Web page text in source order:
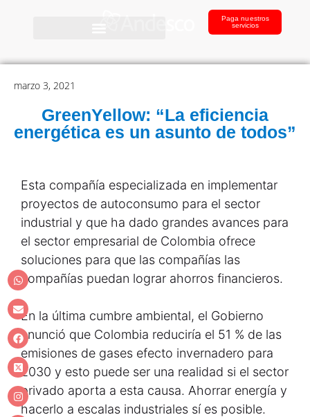
Paga nuestros
servicios
marzo 3, 2021
GreenYellow: “La eficiencia
energética es un asunto de todos”
Esta compañía especializada en implementar
proyectos de autoconsumo para el sector
industrial y que ha dado grandes avances para
el sector empresarial de Colombia ofrece
soluciones para que las compañías las
compañías puedan lograr ahorros financieros.
En la última cumbre ambiental, el Gobierno
anunció que Colombia reduciría el 51 % de las
emisiones de gases efecto invernadero para
2030 y esto puede ser una realidad si el sector
privado aporta a esta causa. Ahorrar energía y
hacerlo a escalas industriales sí es posible.